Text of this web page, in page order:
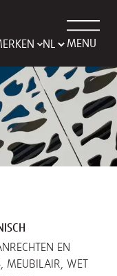
MENU
EN
MEUBILAIR, WET